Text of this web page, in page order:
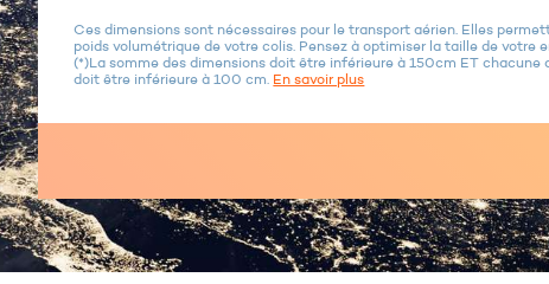
Ces dimensions sont nécessaires pour le transport aérien. Elles
poids volumétrique de votre colis. Pensez à optimiser la taille de votre
(*)La somme des dimensions doit être inférieure à 150cm ET chacune
doit être inférieure à 100 cm. En savoir plus